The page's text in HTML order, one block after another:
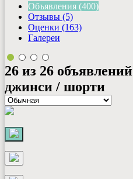
Объявления (400)
Отзывы (5)
Оценки (163)
Галереи
26 из 26 объявлений
джинси / шорти